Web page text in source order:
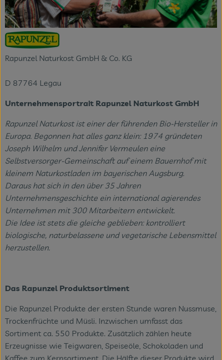
Rapunzel Naturkost GmbH & Co. KG
D 87764 Legau
Unternehmensportrait Rapunzel Naturkost GmbH
Rapunzel Naturkost ist einer der führenden Bio-Hersteller in
Europa. Begonnen hat alles ganz klein: 1974 gründeten
Joseph Wilhelm und Jennifer Vermeulen eine
Selbstversorger-Gemeinschaft auf einem Bauernhof mit
kleinem Naturkostladen im bayerischen Augsburg.
Daraus hat sich in den über 35 Jahren
Unternehmensgeschichte ein international agierendes
Unternehmen mit 300 Mitarbeitern entwickelt.
Die Idee ist stets die gleiche geblieben: kontrolliert
biologische, naturbelassene und vegetarische Lebensmittel
herzustellen.
Das Rapunzel Produktsortiment
Die Rapunzel Produkte der ersten Stunde waren Nussmuse,
Trockenfrüchte und Müsli. Inzwischen umfasst das
Sortiment ca. 550 Produkte. Zusätzlich zählen heute
Erzeugnisse wie Teigwaren, Speiseöle, Schokoladen und
Kaffee zum Kernsortiment. Die Hälfte dieser Produkte wird